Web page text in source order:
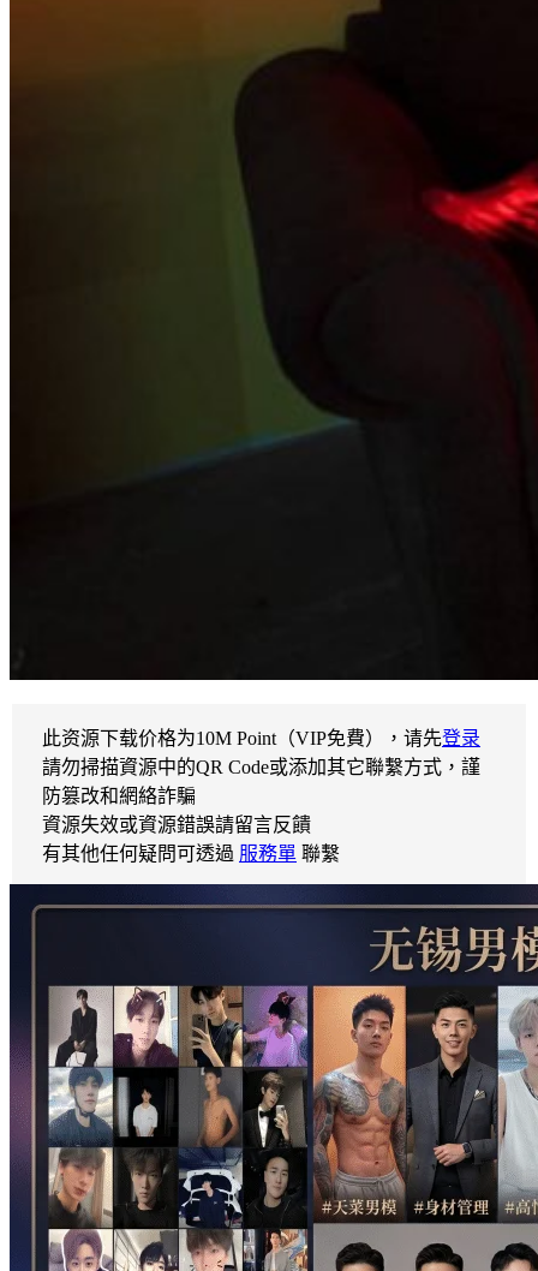
此资源下载价格为10M Point（VIP免費），请先登录
請勿掃描資源中的QR Code或添加其它聯繫方式，謹
防篡改和網絡詐騙
資源失效或資源錯誤請留言反饋
有其他任何疑問可透過 服務單 聯繫